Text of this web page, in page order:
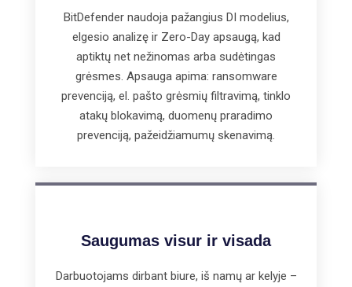
BitDefender naudoja pažangius DI modelius,
elgesio analizę ir Zero-Day apsaugą, kad
aptiktų net nežinomas arba sudėtingas
grėsmes. Apsauga apima: ransomware
prevenciją, el. pašto grėsmių filtravimą, tinklo
atakų blokavimą, duomenų praradimo
prevenciją, pažeidžiamumų skenavimą.
Saugumas visur ir visada
Darbuotojams dirbant biure, iš namų ar kelyje –